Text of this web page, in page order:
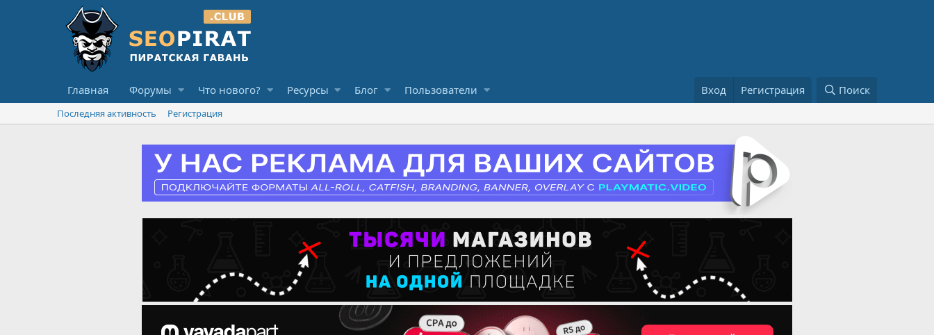
Главная Форумы Что нового? Ресурсы Блог Пользователи Вход Регистрация Поиск
Последняя активность Регистрация